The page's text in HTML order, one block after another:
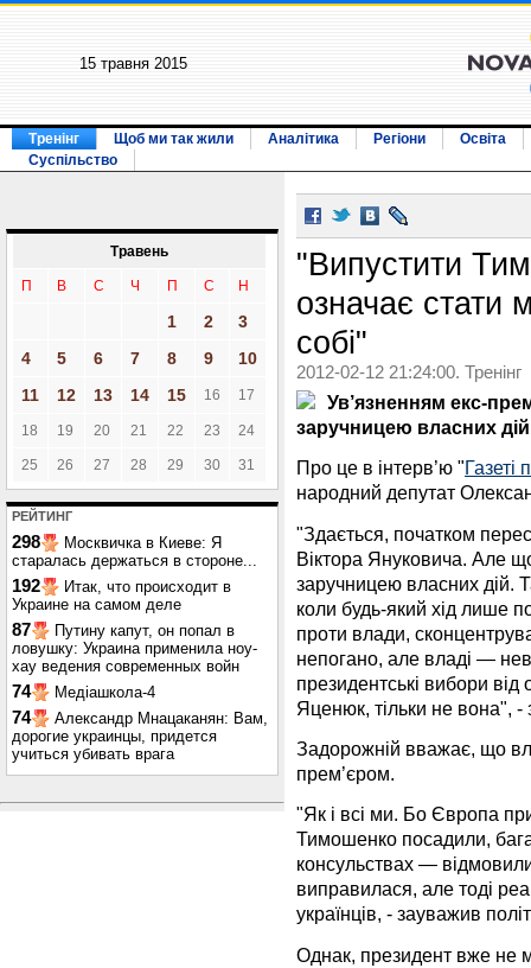
15 травня 2015
Тренінг Щоб ми так жили Аналітика Регіони
Освіта
Суспільство
Травень
П В С Ч П С Н
1 2
3
4
5 6 7 8 9
10
11
12 13 14 15 16 17
18 19 20 21 22 23 24
25 26 27 28 29 30 31
РЕЙТИНГ
298
Москвичка в Киеве: Я
старалась держаться в стороне...
192
Итак, что происходит в
Украине на самом деле
87
Путину капут, он попал в
ловушку: Украина применила ноу-
хау ведения современных войн
74 Медіашкола-4
74
Александр Мнацаканян: Вам,
дорогие украинцы, придется
учиться убивать врага
"Випустити
означає стати
собі"
2012-02-12 21:24:00. Тренінг
Ув’язненням екс-
заручницею власних
Про це в інтерв’ю "Газеті
народний депутат
"Здається, початком
Віктора Януковича. Але
заручницею власних дій.
коли будь-який хід лише
проти влади,
непогано, але владі —
президентські вибори від
Яценюк, тільки не вона", -
Задорожній вважає, що
прем’єром.
"Як і всі ми. Бо Європа
Тимошенко посадили,
консульствах —
виправилася, але тоді
українців, - зауважив
Однак, президент вже не